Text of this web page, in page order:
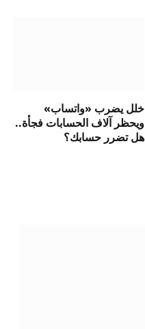
خلل يضرب «واتساب»
ويحظر آلاف الحسابات فجأة..
هل تضرر حسابك؟